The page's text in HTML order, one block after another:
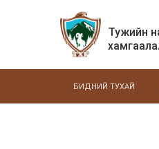
Тужийн
БИДНИЙ ТУХАЙ